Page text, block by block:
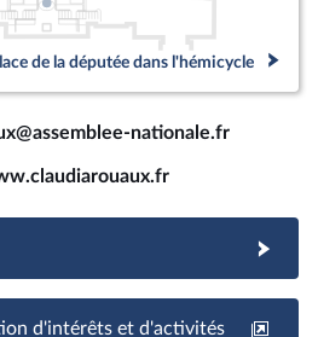
de la députée dans l'hémicycle
nationale.fr
d'intérêts et d'activités